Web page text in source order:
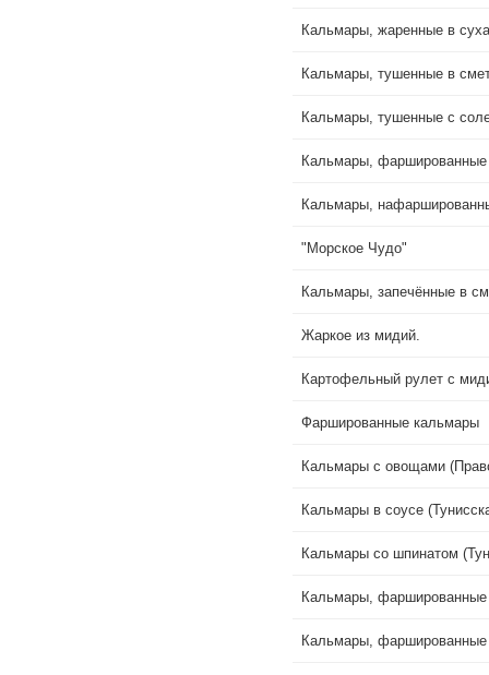
Кальмары, жаренные в
Кальмары, тушенные в
Кальмары, тушенные с
Кальмары, фаршированные
Кальмары,
"Морское Чудо"
Кальмары, запечённые в
Жаркое из мидий.
Картофельный рулет с
Фаршированные кальмары
Кальмары с овощами
Кальмары в соусе
Кальмары со шпинатом
Кальмары, фаршированные
Кальмары, фаршированные